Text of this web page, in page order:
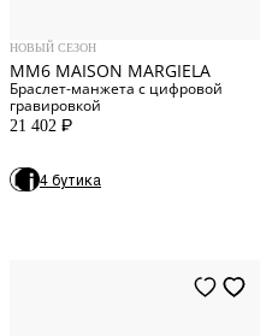
НОВЫЙ СЕЗОН
MM6 MAISON MARGIELA
Браслет-манжета с цифровой
гравировкой
21 402 P
4 бутика